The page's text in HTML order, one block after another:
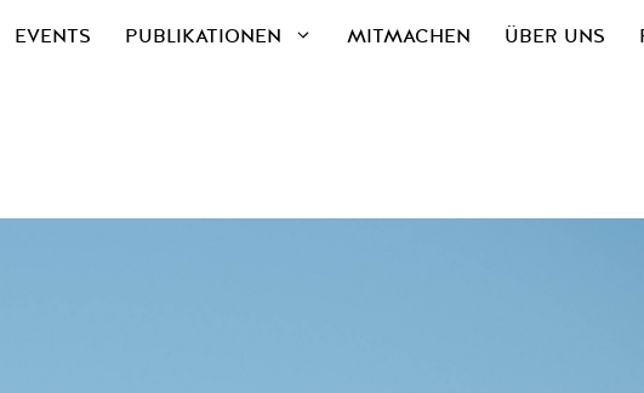
EVENTS PUBLIKATIONEN MITMACHEN ÜBER UNS